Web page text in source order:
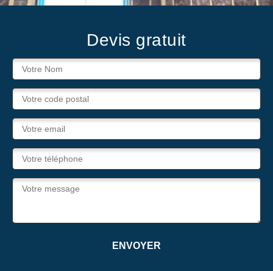
Devis gratuit